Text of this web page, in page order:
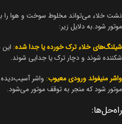
نشت خلاء می‌تواند مخلوط سوخت و هوا را به
موتور شود.به دلایل زیر:
شیلنگ‌های خلاء ترک خورده یا جدا شده:
شکننده شوند و دچار ترک یا جدایی شوند.
واشر منیفولد ورودی معیوب: واشر
موتور شود که منجر به توقف موتور می‌شود.
راه‌حل‌ها: